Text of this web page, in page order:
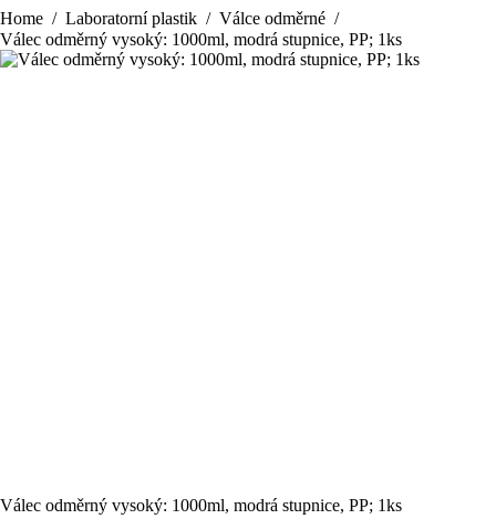
stupnice,
PP;
1ks
množství
Home / Laboratorní plastik / Válce odměrné /
Válec odměrný vysoký: 1000ml, modrá stupnice, PP; 1ks
Válec odměrný vysoký: 1000ml, modrá stupnice, PP; 1ks